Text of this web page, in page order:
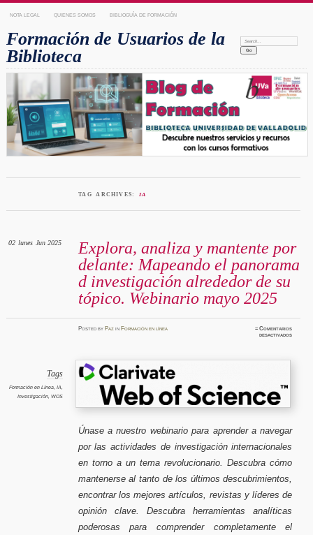
NOTA LEGAL QUIENES SOMOS BIBLIOGUÍA DE FORMACIÓN
Formación de Usuarios de la
Biblioteca
Search:
TAG ARCHIVES: IA
Explora, analiza y mantente por
delante: Mapeando el panorama
d investigación alrededor de su
tópico. Webinario mayo 2025
02 lunes Jun 2025
PostedbyPaz inFormación en línea ≈Comentarios
desactivadosen
tópico.
Tags
Formación en Línea, IA
Investigación, WOS
Únase a nuestro webinario para aprender a navegar
por las actividades de investigación internacionales
en torno a un tema revolucionario. Descubra cómo
mantenerse al tanto de los últimos descubrimientos,
encontrar los mejores artículos, revistas y líderes de
opinión clave. Descubra herramientas analíticas
poderosas para comprender completamente el